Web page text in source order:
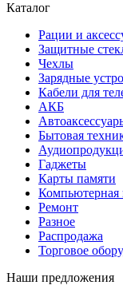
Каталог
Рации и
Защитные
Чехлы
Зарядные
Кабели для
АКБ
Бытовая
Гаджеты
Карты памяти
Компьютерная
Ремонт
Разное
Распродажа
Торговое
Наши предложения